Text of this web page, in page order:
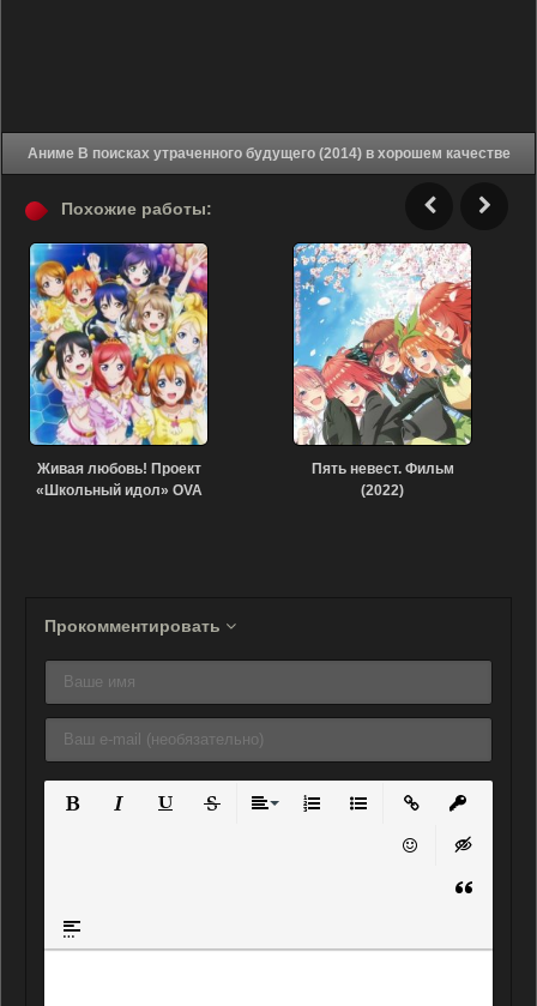
Аниме В поисках утраченного будущего (2014) в хорошем качестве
Похожие работы:
Живая любовь! Проект
«Школьный идол» OVA
Пять невест. Фильм
(2022)
Прокомментировать
Нумерованный список
Маркированный
Вставить ссылку
Вставить